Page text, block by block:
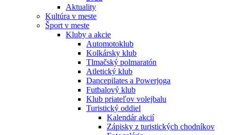
Aktuality
Kultúra v meste
Šport v meste
Kluby a akcie
Automotoklub
Kolkársky klub
Tlmačský polmaratón
Atletický klub
Dancepilates a Powerjoga
Futbalový klub
Klub priateľov volejbalu
Turistický oddiel
Kalendár akcií
Zápisky z turistických chodníkov